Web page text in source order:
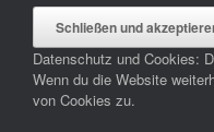
Datenschutz und Cookies:
Wenn du die Website
von Cookies zu.